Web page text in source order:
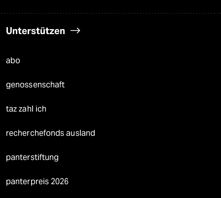
Unterstützen
abo
genossenschaft
taz zahl ich
recherchefonds ausland
panterstiftung
panterpreis 2026